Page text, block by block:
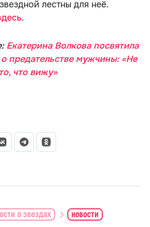
лестны для неё.
.
Екатерина Волкова посвятила
предательстве мужчины: «Не
что вижу»
о звездах новости